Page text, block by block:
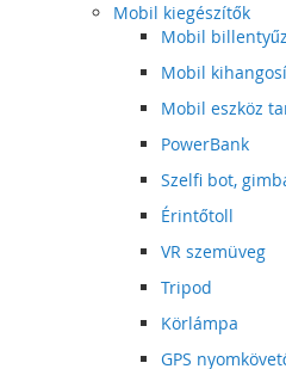
Mobil kiegészítők
Mobil
Mobil
Mobil eszköz
PowerBank
Szelfi bot,
Érintőtoll
VR szemüveg
Tripod
Körlámpa
GPS